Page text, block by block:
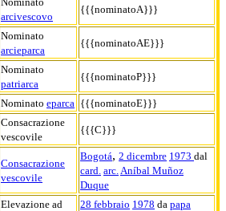
arcivescovo
{{{nominatoA}}}
Nominato
arcieparca
{{{nominatoAE}}}
Nominato
patriarca
{{{nominatoP}}}
Nominato eparca {{{nominatoE}}}
Consacrazione
vescovile
{{{C}}}
Consacrazione
vescovile
Bogotá, 2 dicembre 1973 dal
card. arc. Aníbal Muñoz
Duque
Elevazione ad
28 febbraio 1978 da papa